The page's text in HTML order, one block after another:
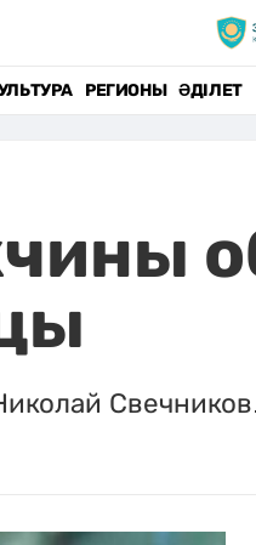
РЕГИОНЫ ӘДІЛЕТ
Свечников.